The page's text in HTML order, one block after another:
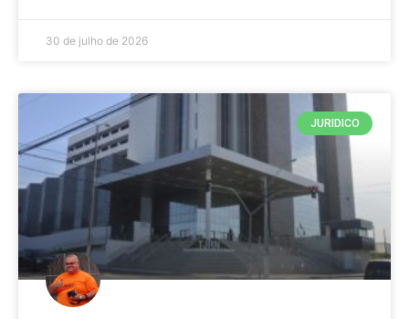
30 de julho de 2026
JURIDICO